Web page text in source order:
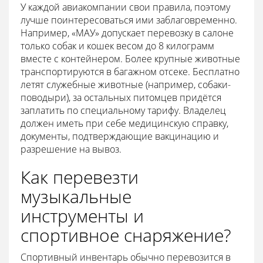
У каждой авиакомпании свои правила, поэтому
лучше поинтересоваться ими заблаговременно.
Например, «МАУ» допускает перевозку в салоне
только собак и кошек весом до 8 килограмм
вместе с контейнером. Более крупные животные
транспортируются в багажном отсеке. Бесплатно
летят служебные животные (например, собаки-
поводыри), за остальных питомцев придётся
заплатить по специальному тарифу. Владелец
должен иметь при себе медицинскую справку,
документы, подтверждающие вакцинацию и
разрешение на вывоз.
Как перевезти
музыкальные
инструменты и
спортивное снаряжение?
Спортивный инвентарь обычно перевозится в